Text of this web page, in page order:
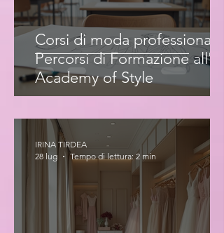
Corsi di moda professionale:
Percorsi di Formazione all'Iris
Academy of Style
IRINA TIRDEA
28 lug
Tempo di lettura: 2 min